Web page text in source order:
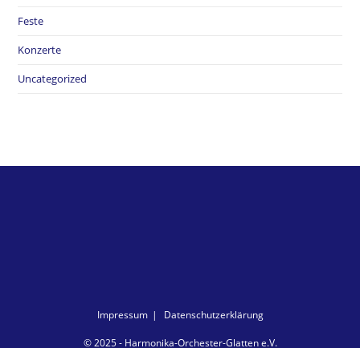
Feste
Konzerte
Uncategorized
Impressum Datenschutzerklärung
© 2025 - Harmonika-Orchester-Glatten e.V.